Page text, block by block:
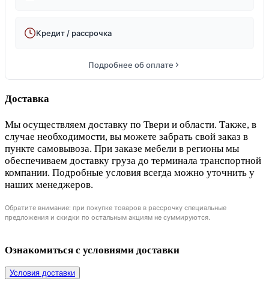
Кредит / рассрочка
Подробнее об оплате
Доставка
Мы осуществляем доставку по Твери и области. Также, в
случае необходимости, вы можете забрать свой заказ в
пункте самовывоза. При заказе мебели в регионы мы
обеспечиваем доставку груза до терминала транспортной
компании. Подробные условия всегда можно уточнить у
наших менеджеров.
Обратите внимание: при покупке товаров в рассрочку специальные
предложения и скидки по остальным акциям не суммируются.
Ознакомиться с условиями доставки
Условия доставки